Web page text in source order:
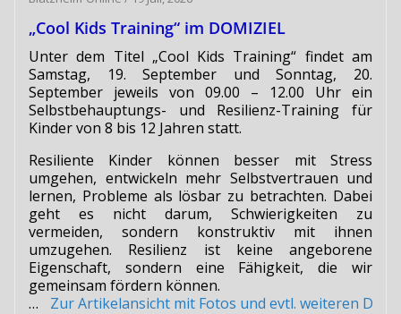
„Cool Kids Training“ im DOMIZIEL
Unter dem Titel „Cool Kids Training“ findet am
Samstag, 19. September und Sonntag, 20.
September jeweils von 09.00 – 12.00 Uhr ein
Selbstbehauptungs- und Resilienz-Training für
Kinder von 8 bis 12 Jahren statt.
Resiliente Kinder können besser mit Stress
umgehen, entwickeln mehr Selbstvertrauen und
lernen, Probleme als lösbar zu betrachten. Dabei
geht es nicht darum, Schwierigkeiten zu
vermeiden, sondern konstruktiv mit ihnen
umzugehen. Resilienz ist keine angeborene
Eigenschaft, sondern eine Fähigkeit, die wir
gemeinsam fördern können.
…Zur Artikelansicht mit Fotos und evtl. weiteren